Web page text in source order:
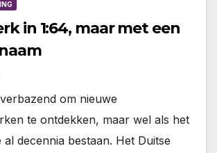
in 1:64, maar met een
om nieuwe
te ontdekken, maar wel als het
al decennia bestaan. Het Duitse